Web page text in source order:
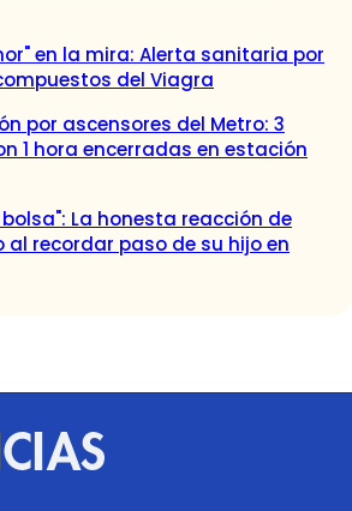
en la mira: Alerta sanitaria por
del Viagra
por ascensores del Metro: 3
1 hora encerradas en estación
bolsa": La honesta reacción de
al recordar paso de su hijo en